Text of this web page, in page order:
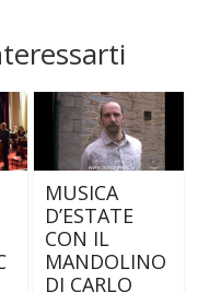
MUSICA
D’ESTATE
CON IL
MANDOLINO
DI CARLO